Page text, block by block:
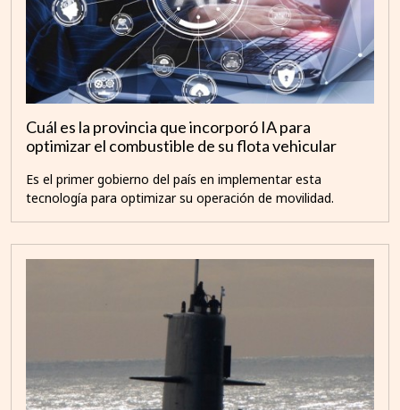
Cuál es la provincia que incorporó IA para
optimizar el combustible de su flota vehicular
Es el primer gobierno del país en implementar esta
tecnología para optimizar su operación de movilidad.